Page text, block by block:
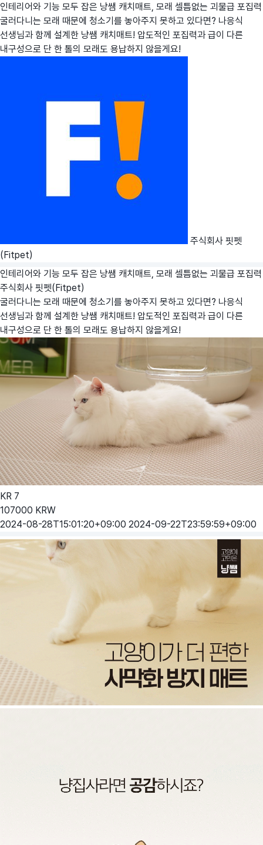
인테리어와 기능 모두 잡은 냥쌤 캐치매트, 모래 셀틈없는 괴물급 포집력
굴러다니는 모래 때문에 청소기를 놓아주지 못하고 있다면? 나응식
선생님과 함께 설계한 냥쌤 캐치매트! 압도적인 포집력과 급이 다른
내구성으로 단 한 톨의 모래도 용납하지 않을게요!
주식회사 핏펫
(Fitpet)
인테리어와 기능 모두 잡은 냥쌤 캐치매트, 모래 셀틈없는 괴물급 포집력
주식회사 핏펫(Fitpet)
굴러다니는 모래 때문에 청소기를 놓아주지 못하고 있다면? 나응식
선생님과 함께 설계한 냥쌤 캐치매트! 압도적인 포집력과 급이 다른
내구성으로 단 한 톨의 모래도 용납하지 않을게요!
KR 7
107000 KRW
2024-08-28T15:01:20+09:00 2024-09-22T23:59:59+09:00